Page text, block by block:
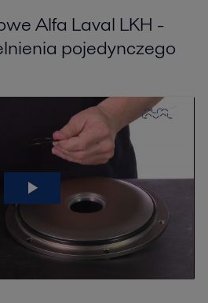
Alfa Laval LKH -
pojedynczego